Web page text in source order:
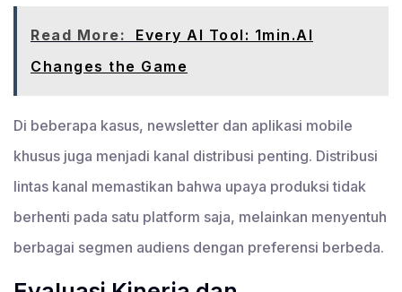
Read More:
Every AI Tool: 1min.AI
Changes the Game
Di beberapa kasus, newsletter dan aplikasi mobile
khusus juga menjadi kanal distribusi penting. Distribusi
lintas kanal memastikan bahwa upaya produksi tidak
berhenti pada satu platform saja, melainkan menyentuh
berbagai segmen audiens dengan preferensi berbeda.